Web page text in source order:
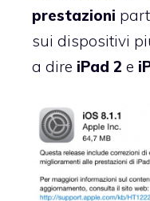
prestazioni
sui dispositivi
a dire iPad 2 e